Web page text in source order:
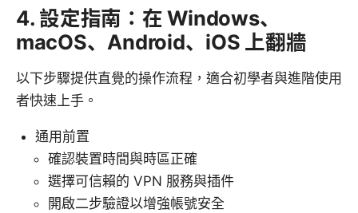
4. 設定指南：在 Windows、
macOS、Android、iOS 上翻牆
以下步驟提供直覺的操作流程，適合初學者與進階使用
者快速上手。
通用前置
確認裝置時間與時區正確
選擇可信賴的 VPN 服務與插件
開啟二步驗證以增強帳號安全